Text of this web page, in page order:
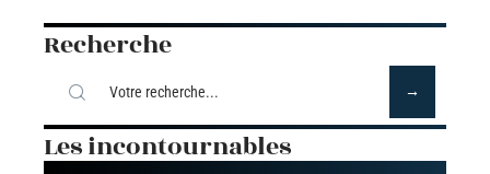
Recherche
Les incontournables